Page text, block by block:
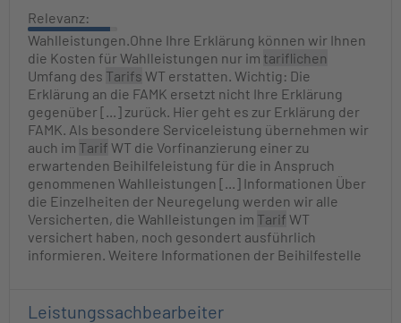
Relevanz:
Wahlleistungen.Ohne Ihre Erklärung können wir Ihnen
die Kosten für Wahlleistungen nur im tariflichen
Umfang des Tarifs WT erstatten. Wichtig: Die
Erklärung an die FAMK ersetzt nicht Ihre Erklärung
gegenüber [...] zurück. Hier geht es zur Erklärung der
FAMK. Als besondere Serviceleistung übernehmen wir
auch im Tarif WT die Vorfinanzierung einer zu
erwartenden Beihilfeleistung für die in Anspruch
genommenen Wahlleistungen [...] Informationen Über
die Einzelheiten der Neuregelung werden wir alle
Versicherten, die Wahlleistungen im Tarif WT
versichert haben, noch gesondert ausführlich
informieren. Weitere Informationen der Beihilfestelle
Leistungssachbearbeiter